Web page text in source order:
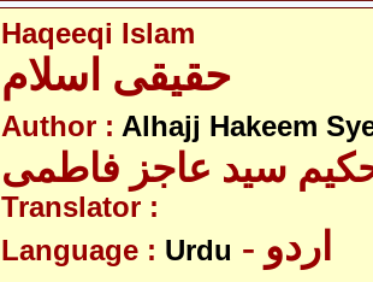
Haqeeqi Islam
حقیقی اسلام
Author : Alhajj Hakeem
سید عاجز فاطمی
Translator :
Language : Urdu - اردو